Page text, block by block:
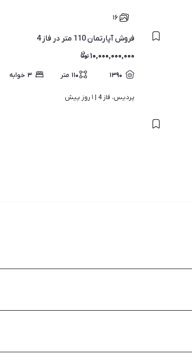
۱۶
فروش آپارتمان 110 متر در فاز 4
۱۰,۰۰۰,۰۰۰,۰۰۰
۱۳۹۰ ۱۱۰ متر ۳ خوابه
پردیس، فاز 4 | ۱ روز پیش